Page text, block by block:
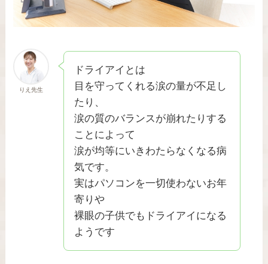
りえ先生
ドライアイとは
目を守ってくれる涙の量が不足し
たり、
涙の質のバランスが崩れたりする
ことによって
涙が均等にいきわたらなくなる病
気です。
実はパソコンを一切使わないお年
寄りや
裸眼の子供でもドライアイになる
ようです